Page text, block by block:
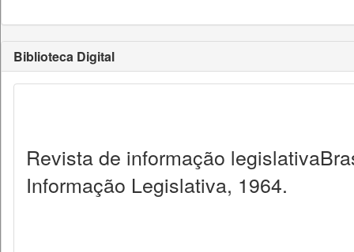
Biblioteca Digital
Revista de informação
Informação Legislativa, 1964.